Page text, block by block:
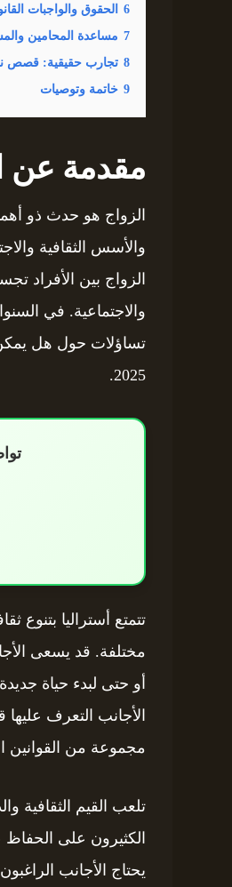
6
الحقوق والواجبات
7 مساعدة المحامين
8 تجارب حقيقية: قصص
9 خاتمة وتوصيات
مقدمة عن
الزواج هو حدث ذو
والأسس الثقافية
الزواج بين الأفراد
والاجتماعية. في
تساؤلات حول هل يمكن
2025.
تتمتع أستراليا بتنوع
مختلفة. قد يسعى
أو حتى لبدء حياة
الأجانب التعرف
مجموعة من القوانين
تلعب القيم الثقافية
الكثيرون على الحفاظ
يحتاج الأجانب